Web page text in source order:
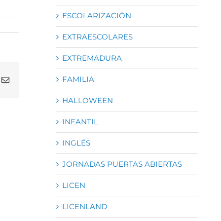
Correo
ESCOLARIZACIÓN
EXTRAESCOLARES
EXTREMADURA
FAMILIA
HALLOWEEN
INFANTIL
INGLÉS
JORNADAS PUERTAS ABIERTAS
LICEN
LICENLAND